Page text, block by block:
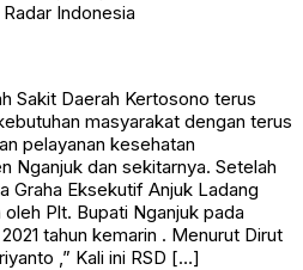
Radar Indonesia
Sakit Daerah Kertosono terus
masyarakat dengan terus
pelayanan kesehatan
Nganjuk dan sekitarnya. Setelah
Graha Eksekutif Anjuk Ladang
Plt. Bupati Nganjuk pada
tahun kemarin . Menurut Dirut
,” Kali ini RSD […]